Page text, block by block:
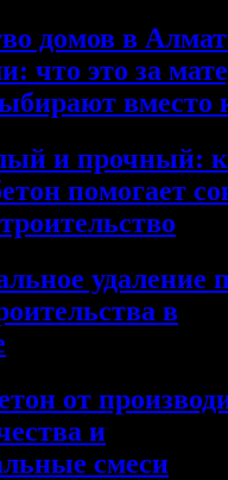
домов в
что это за
вместо
и прочный:
помогает
удаление
в
от
и
смеси